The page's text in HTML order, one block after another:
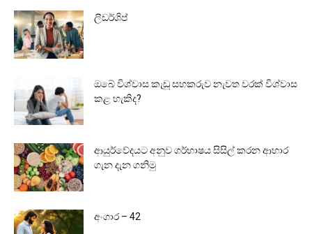
ලීඩර්ශිප්
ඔබේ විශ්වාස කැඩූ සහකරුව නැවත වරක් විශ්වාස
කළ හැකිද?
ආයුර්වේදයට අනුව ගර්භාෂය සිසිල් කරන ආහාර
ගැන දැන ගනිමු
අංගාර – 42